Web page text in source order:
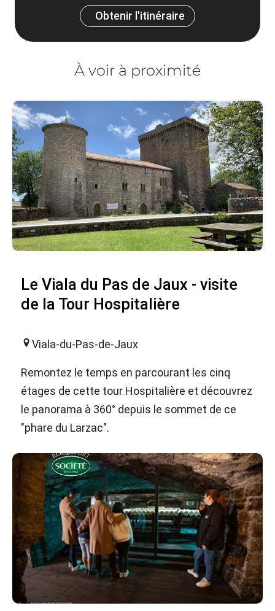
Obtenir l'itinéraire
À voir à proximité
Le Viala du Pas de Jaux - visite
de la Tour Hospitalière
Viala-du-Pas-de-Jaux
Remontez le temps en parcourant les cinq
étages de cette tour Hospitalière et découvrez
le panorama à 360° depuis le sommet de ce
"phare du Larzac".